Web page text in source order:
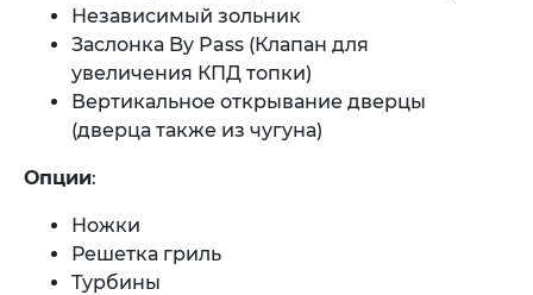
Независимый зольник
Заслонка By Pass (Клапан для
увеличения КПД топки)
Вертикальное открывание дверцы
(дверца также из чугуна)
Опции:
Ножки
Решетка гриль
Турбины